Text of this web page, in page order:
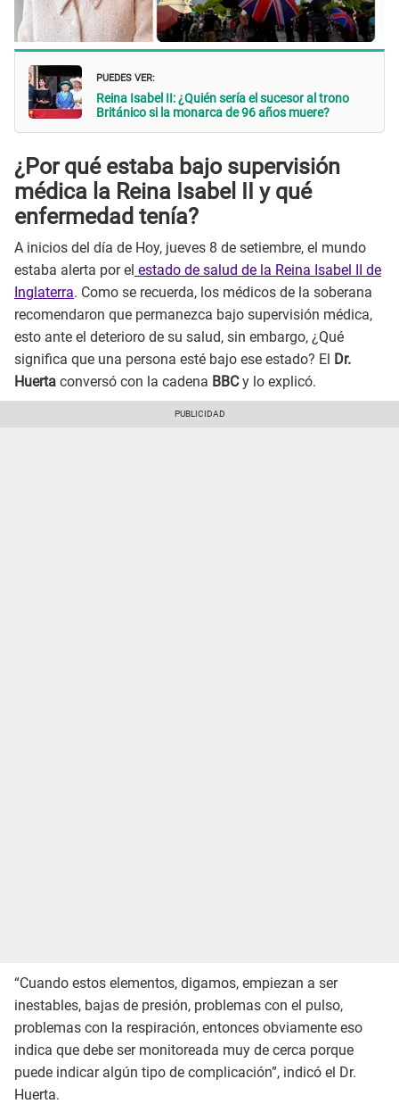
PUEDES VER:
Reina Isabel II: ¿Quién sería el sucesor al trono
Británico si la monarca de 96 años muere?
¿Por qué estaba bajo supervisión
médica la Reina Isabel II
y qué
enfermedad tenía?
A inicios del día de Hoy, jueves 8 de setiembre, el mundo
estaba alerta por el estado de salud de la Reina Isabel II de
Inglaterra. Como se recuerda, los médicos de la soberana
recomendaron que permanezca bajo supervisión médica,
esto ante el deterioro de su salud, sin embargo, ¿Qué
significa que una persona esté bajo ese estado? El Dr.
Huerta conversó con la cadena BBCy lo explicó.
“Cuando estos elementos, digamos, empiezan a ser
inestables, bajas de presión, problemas con el pulso,
problemas con la respiración, entonces obviamente eso
indica que debe ser monitoreada muy de cerca porque
puede indicar algún tipo de complicación”, indicó el Dr.
Huerta.